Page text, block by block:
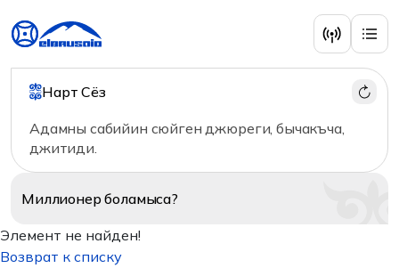
Нарт Сёз
Адамны сабийин сюйген джюреги, бычакъча,
джитиди.
Миллионерболамыса?
Элемент не найден!
Возврат к списку